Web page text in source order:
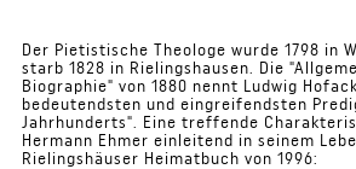
Der Pietistische Theologe wurde 1798 in
starb 1828 in Rielingshausen. Die
Biographie" von 1880 nennt Ludwig
bedeutendsten und eingreifendsten
Jahrhunderts". Eine treffende
Hermann Ehmer einleitend in seinem
Rielingshäuser Heimatbuch von 1996: